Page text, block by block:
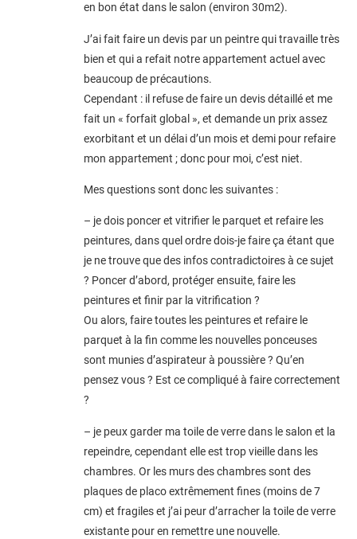
en bon état dans le salon (environ 30m2).
J’ai fait faire un devis par un peintre qui travaille très
bien et qui a refait notre appartement actuel avec
beaucoup de précautions.
Cependant : il refuse de faire un devis détaillé et me
fait un « forfait global », et demande un prix assez
exorbitant et un délai d’un mois et demi pour refaire
mon appartement ; donc pour moi, c’est niet.
Mes questions sont donc les suivantes :
– je dois poncer et vitrifier le parquet et refaire les
peintures, dans quel ordre dois-je faire ça étant que
je ne trouve que des infos contradictoires à ce sujet
? Poncer d’abord, protéger ensuite, faire les
peintures et finir par la vitrification ?
Ou alors, faire toutes les peintures et refaire le
parquet à la fin comme les nouvelles ponceuses
sont munies d’aspirateur à poussière ? Qu’en
pensez vous ? Est ce compliqué à faire correctement
?
– je peux garder ma toile de verre dans le salon et la
repeindre, cependant elle est trop vieille dans les
chambres. Or les murs des chambres sont des
plaques de placo extrêmement fines (moins de 7
cm) et fragiles et j’ai peur d’arracher la toile de verre
existante pour en remettre une nouvelle.